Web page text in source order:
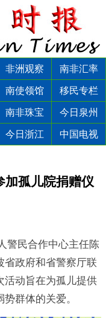
非洲观察 南非汇率
南使领馆 移民专栏
南非珠宝 今日泉州
今日浙江
中国电视
加孤儿院捐赠仪
警民合作中心主任陈
省政府和省警察厅联
活动旨在为孤儿提供
群体的关爱。